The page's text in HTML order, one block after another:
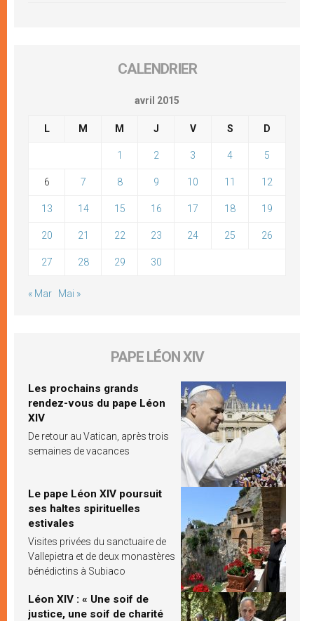
CALENDRIER
avril 2015
L M M J V S D
1 2 3 4 5
6 7 8 9 10 11 12
13 14 15 16 17 18 19
20 21 22 23 24 25 26
27 28 29 30
« Mar Mai »
PAPE LÉON XIV
Les prochains grands
rendez-vous du pape Léon
XIV
De retour au Vatican, après trois
semaines de vacances
Le pape Léon XIV poursuit
ses haltes spirituelles
estivales
Visites privées du sanctuaire de
Vallepietra et de deux monastères
bénédictins à Subiaco
Léon XIV : « Une soif de
justice, une soif de charité